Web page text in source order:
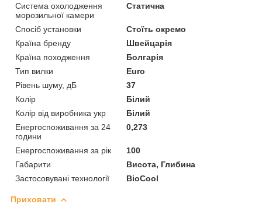
Система охолодження
морозильної камери
Статична
Спосіб установки
Стоїть окремо
Країна бренду
Швейцарія
Країна походження
Болгарія
Тип вилки
Euro
Рівень шуму, дБ
37
Колір
Білий
Колір від виробника укр
Білий
Енергоспоживання за 24
години
0,273
Енергоспоживання за рік
100
Габарити
Висота, Глибина
Застосовувані технології
BioCool
Приховати